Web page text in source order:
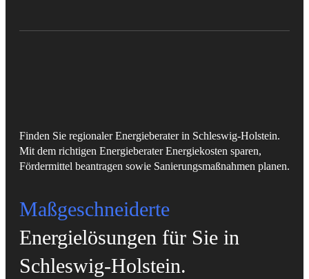
Finden Sie regionaler Energieberater in Schleswig-Holstein.
Mit dem richtigen Energieberater Energiekosten sparen,
Fördermittel beantragen sowie Sanierungsmaßnahmen planen.
Maßgeschneiderte
Energielösungen für Sie in
Schleswig-Holstein.